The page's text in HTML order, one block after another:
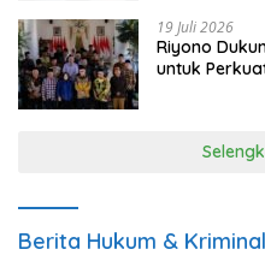
19 Juli 2026
Riyono
untuk
Berita Hukum & Kriminal